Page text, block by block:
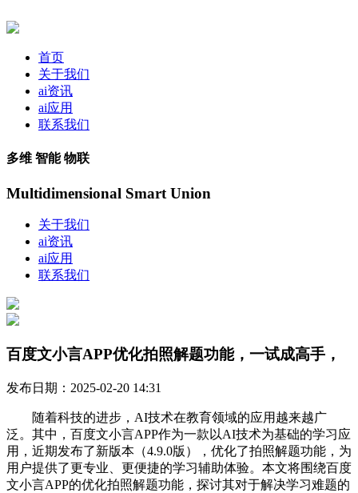
首页
关于我们
ai资讯
ai应用
联系我们
多维 智能 物联
Multidimensional Smart Union
关于我们
ai资讯
ai应用
联系我们
百度文小言APP优化拍照解题功能，一试成高手，
发布日期：2025-02-20 14:31
随着科技的进步，AI技术在教育领域的应用越来越广
泛。其中，百度文小言APP作为一款以AI技术为基础的学习应
用，近期发布了新版本（4.9.0版），优化了拍照解题功能，为
用户提供了更专业、更便捷的学习辅助体验。本文将围绕百度
文小言APP的优化拍照解题功能，探讨其对于解决学习难题的